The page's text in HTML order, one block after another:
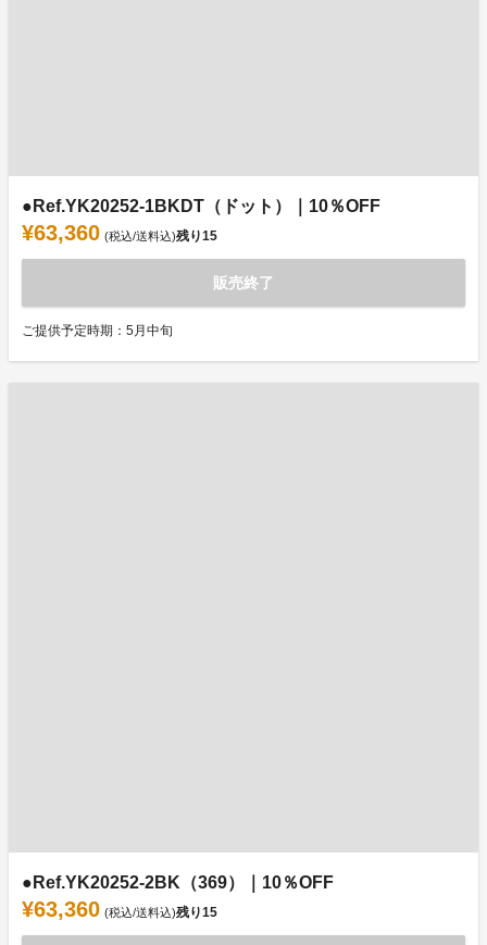
●Ref.YK20252-1BKDT（ドット）｜10％OFF
¥63,360 (税込/送料込)残り15
販売終了
ご提供予定時期：5月中旬
●Ref.YK20252-2BK（369）｜10％OFF
¥63,360 (税込/送料込)残り15